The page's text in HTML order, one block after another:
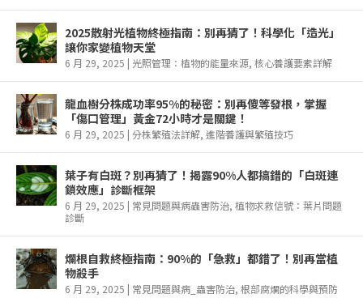
2025散射光植物終極指南：別再猜了！科學化「造光」
讓你家變植物天堂
6 月 29, 2025 | 光照管理：植物的能量來源, 核心養護要素詳解
龍血樹分株成功率95%的秘密：別再傻等發根，掌握
「傷口管理」黃金72小時才是關鍵！
6 月 29, 2025 | 分株繁殖法詳解, 進階養護與繁殖技巧
葉子有白斑？別再猜了！揭露90%人都搞錯的「白斑連
鎖效應」診斷框架
6 月 29, 2025 | 常見問題與病蟲害防治, 植物求救信號：葉片問題
診斷
爛根自救終極指南：90%的「急救」都錯了！別再當植
物殺手
6 月 29, 2025 | 常見問題與病_蟲害防治, 根部腐爛的科學與預防